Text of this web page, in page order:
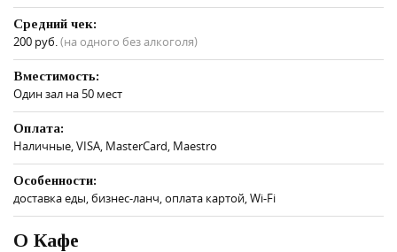
Средний чек:
200 руб.(на одного без алкоголя)
Вместимость:
Один зал на 50 мест
Оплата:
Наличные, VISA, MasterCard, Maestro
Особенности:
доставка еды, бизнес-ланч, оплата картой, Wi-Fi
О Кафе